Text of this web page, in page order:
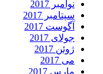
نوامبر 2017
سپتامبر 2017
آگوست 2017
جولای 2017
ژوئن 2017
می 2017
مارس 2017